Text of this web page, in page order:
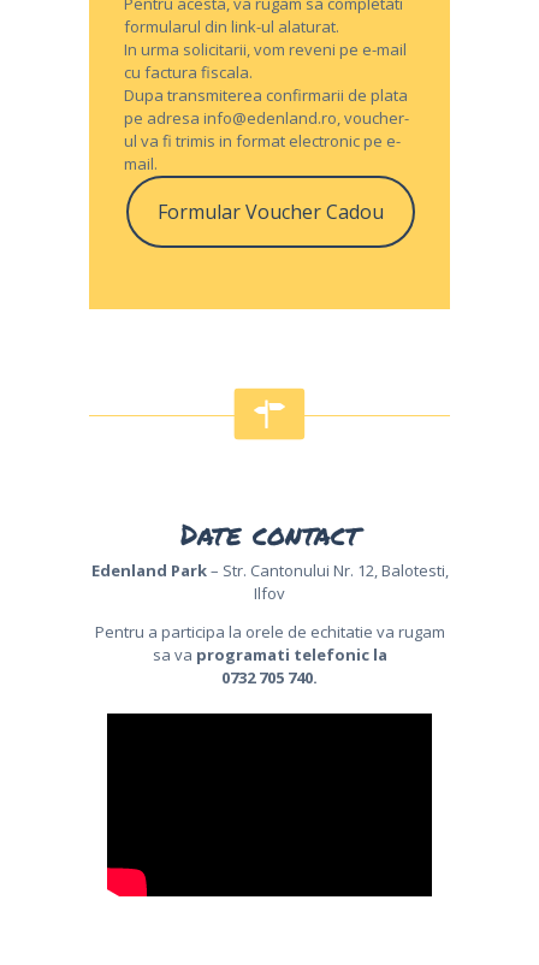
formularul din link-ul alaturat.
In urma solicitarii, vom reveni pe e-mail
cu factura fiscala.
Dupa transmiterea confirmarii de plata
pe adresa info@edenland.ro, voucher-
ul va fi trimis in format electronic pe e-
mail.
Formular Voucher Cadou
Date contact
Edenland Park– Str. Cantonului Nr. 12, Balotesti,
Ilfov
Pentru a participa la orele de echitatie va rugam
sa va programati telefonic la
0732 705 740.